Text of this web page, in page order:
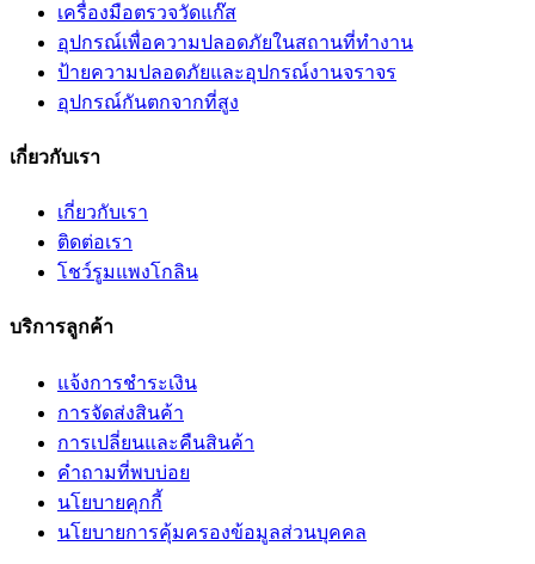
เครื่องมือตรวจวัดแก๊ส
อุปกรณ์เพื่อความปลอดภัยในสถานที่ทำงาน
ป้ายความปลอดภัยและอุปกรณ์งานจราจร
อุปกรณ์กันตกจากที่สูง
เกี่ยวกับเรา
เกี่ยวกับเรา
ติดต่อเรา
โชว์รูมแพงโกลิน
บริการลูกค้า
แจ้งการชำระเงิน
การจัดส่งสินค้า
การเปลี่ยนและคืนสินค้า
คำถามที่พบบ่อย
นโยบายคุกกี้
นโยบายการคุ้มครองข้อมูลส่วนบุคคล